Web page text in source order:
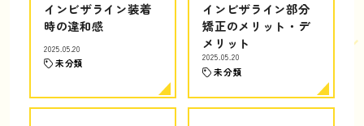
インビザライン装着
時の違和感
2025.05.20
未分類
インビザライン部分
矯正のメリット・デ
メリット
2025.05.20
未分類